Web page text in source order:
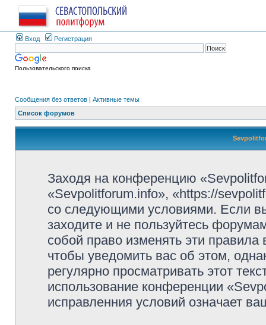
Вход Регистрация
Пользовательского поиска
Сообщения без ответов | Активные темы
Список форумов
Заходя на конференцию
«Sevpolitforum.info», «https://
со следующими условиями. Если
заходите и не пользуйтесь
собой право изменять эти
чтобы уведомить вас об этом,
регулярно просматривать этот
использование конференции
исправленния условий означает